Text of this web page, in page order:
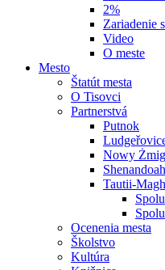
2%
Zariadenie
Video
O meste
Mesto
Štatút mesta
O Tisovci
Partnerstvá
Putnok
Nowy
Shenandoah
Tautii-
Ocenenia mesta
Školstvo
Kultúra